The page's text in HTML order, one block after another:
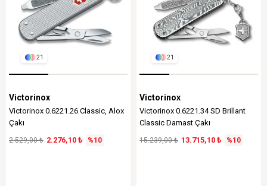
21
Victorinox
Victorinox 0.6221.26 Classic, Alox
Çakı
2.276,10 ₺
2.529,00 ₺ %10
21
Victorinox
Victorinox 0.6221.34 SD Brillant
Classic Damast Çakı
13.715,10 ₺
15.239,00 ₺ %10